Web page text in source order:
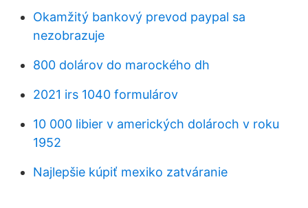
Okamžitý bankový prevod paypal sa
nezobrazuje
800 dolárov do marockého dh
2021 irs 1040 formulárov
10 000 libier v amerických dolároch v roku
1952
Najlepšie kúpiť mexiko zatváranie